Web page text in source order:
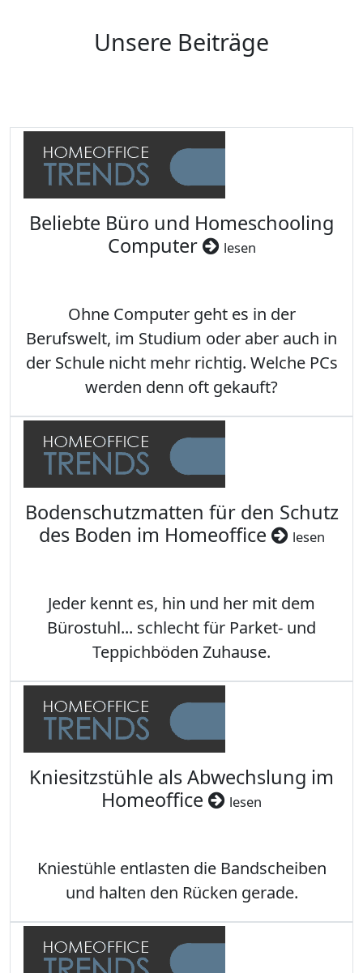
Unsere Beiträge
Beliebte Büro und Homeschooling
Computer
lesen
Ohne Computer geht es in der
Berufswelt, im Studium oder aber auch in
der Schule nicht mehr richtig. Welche PCs
werden denn oft gekauft?
Bodenschutzmatten für den Schutz
des Boden im Homeoffice
lesen
Jeder kennt es, hin und her mit dem
Bürostuhl... schlecht für Parket- und
Teppichböden Zuhause.
Kniesitzstühle als Abwechslung im
Homeoffice
lesen
Kniestühle entlasten die Bandscheiben
und halten den Rücken gerade.